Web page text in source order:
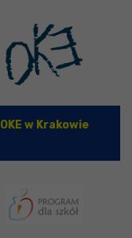
OKE w Krakowie